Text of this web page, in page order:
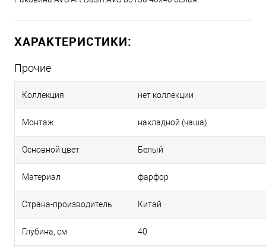
ХАРАКТЕРИСТИКИ:
Прочие
Коллекция нет коллекции
Монтаж накладной (чаша)
Основной цвет Белый
Материал фарфор
Страна-производитель Китай
Глубина, см 40